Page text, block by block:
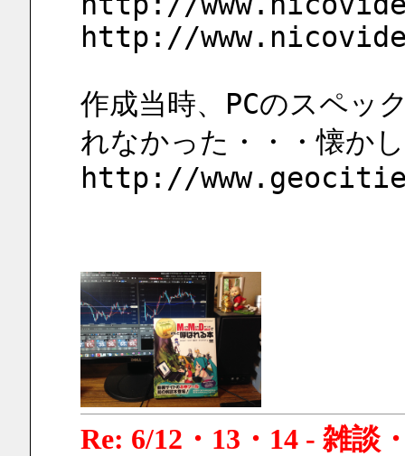
http://
作成当時、PCのスペッ
れなかった・・・懐か
http://
Re: 6/12・13・14 - 雑談